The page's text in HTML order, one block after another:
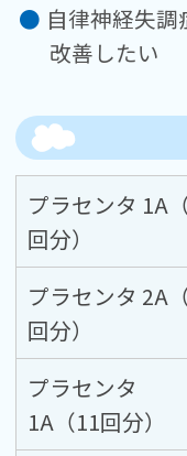
自律神経失
改善したい
プラセンタ 1A
回分）
プラセンタ 2A
回分）
プラセンタ
1A（11回分）